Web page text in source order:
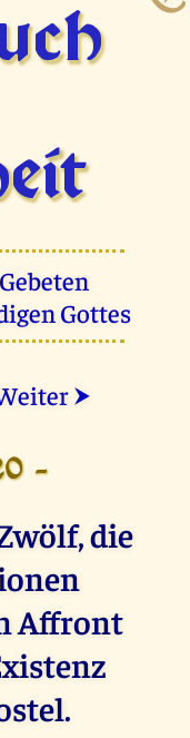
Gottes
⮞
-
die
Affront